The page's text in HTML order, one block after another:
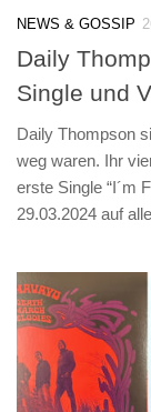
NEWS & GOSSIP
Daily
Single und
Daily Thompson
weg waren. Ihr
erste Single “I´m
29.03.2024 auf